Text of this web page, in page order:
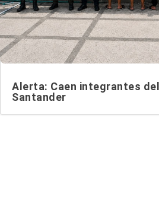
Alerta: Caen integrantes
Santander